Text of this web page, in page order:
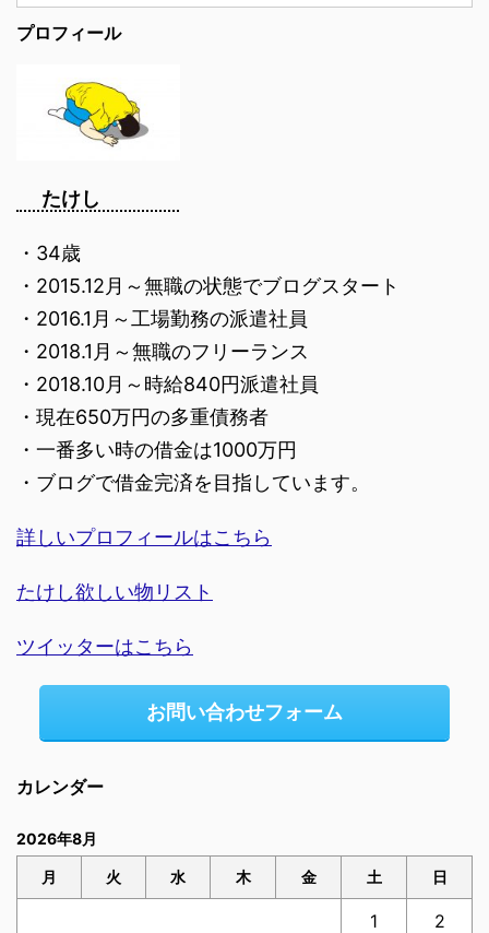
プロフィール
たけし
・34歳
・2015.12月～無職の状態でブログスタート
・2016.1月～工場勤務の派遣社員
・2018.1月～無職のフリーランス
・2018.10月～時給840円派遣社員
・現在650万円の多重債務者
・一番多い時の借金は1000万円
・ブログで借金完済を目指しています。
詳しいプロフィールはこちら
たけし欲しい物リスト
ツイッターはこちら
お問い合わせフォーム
カレンダー
2026年8月
月 火 水 木 金 土 日
1 2